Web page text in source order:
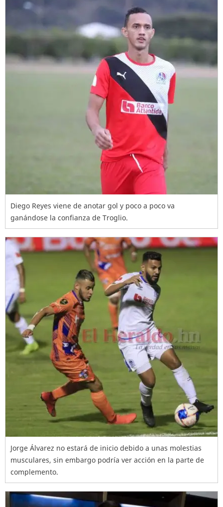
Diego Reyes viene de anotar gol y poco a poco va
ganándose la confianza de Troglio.
Jorge Álvarez no estará de inicio debido a unas molestias
musculares, sin embargo podría ver acción en la parte de
complemento.